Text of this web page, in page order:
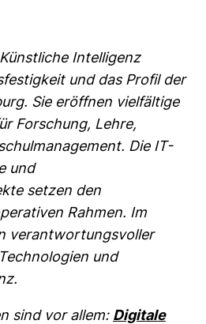
Intelligenz
und das Profil der
Sie eröffnen vielfältige
Forschung, Lehre,
Die IT-
und
setzen den
Rahmen. Im
verantwortungsvoller
und
sind vor allem: Digitale